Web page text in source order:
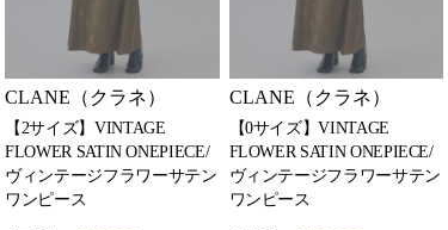
CLANE（クラネ）
【2サイズ】VINTAGE
FLOWER SATIN ONEPIECE/
ヴィンテージフラワーサテン
ワンピース
CLANE（クラネ）
【0サイズ】VINTAGE
FLOWER SATIN ONEPIECE/
ヴィンテージフラワーサテン
ワンピース